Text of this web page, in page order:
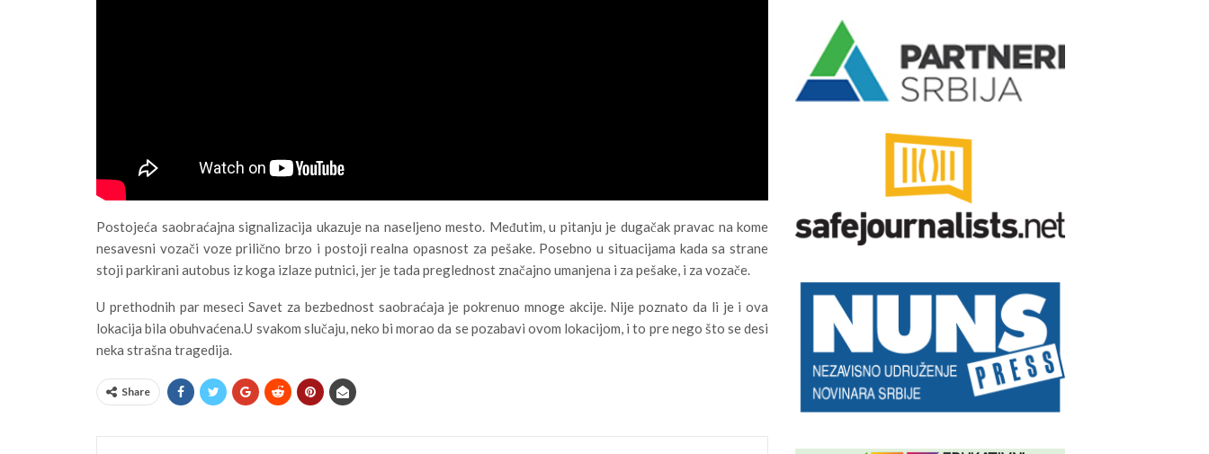
Postojeća saobraćajna signalizacija ukazuje na naseljeno mesto. Međutim, u pitanju je dugačak pravac na kome
nesavesni vozači voze prilično brzo i postoji realna opasnost za pešake. Posebno u situacijama kada sa strane
stoji parkirani autobus iz koga izlaze putnici, jer je tada preglednost značajno umanjena i za pešake, i za vozače.
U prethodnih par meseci Savet za bezbednost saobraćaja je pokrenuo mnoge akcije. Nije poznato da li je i ova
lokacija bila obuhvaćena.U svakom slučaju, neko bi morao da se pozabavi ovom lokacijom, i to pre nego što se desi
neka strašna tragedija.
Share